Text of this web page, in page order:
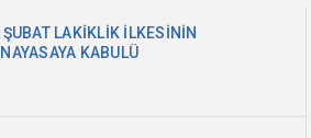
ŞUBAT LAKİKLİK İLKESİNİN
KABULÜ